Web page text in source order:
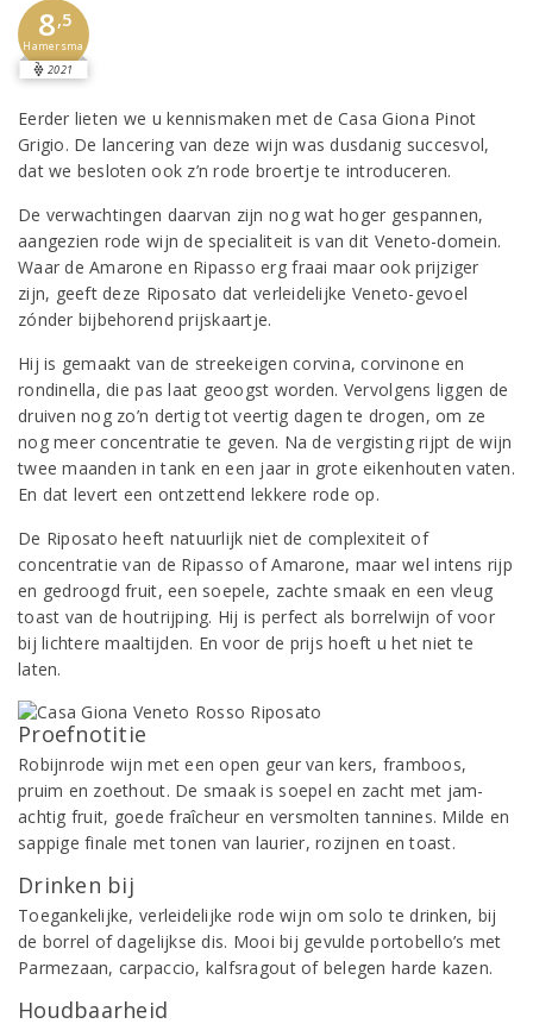
8,5
Hamersma
2021
Eerder lieten we u kennismaken met de Casa Giona Pinot
Grigio. De lancering van deze wijn was dusdanig succesvol,
dat we besloten ook z’n rode broertje te introduceren.
De verwachtingen daarvan zijn nog wat hoger gespannen,
aangezien rode wijn de specialiteit is van dit Veneto-domein.
Waar de Amarone en Ripasso erg fraai maar ook prijziger
zijn, geeft deze Riposato dat verleidelijke Veneto-gevoel
zónder bijbehorend prijskaartje.
Hij is gemaakt van de streekeigen corvina, corvinone en
rondinella, die pas laat geoogst worden. Vervolgens liggen de
druiven nog zo’n dertig tot veertig dagen te drogen, om ze
nog meer concentratie te geven. Na de vergisting rijpt de wijn
twee maanden in tank en een jaar in grote eikenhouten vaten.
En dat levert een ontzettend lekkere rode op.
De Riposato heeft natuurlijk niet de complexiteit of
concentratie van de Ripasso of Amarone, maar wel intens rijp
en gedroogd fruit, een soepele, zachte smaak en een vleug
toast van de houtrijping. Hij is perfect als borrelwijn of voor
bij lichtere maaltijden. En voor de prijs hoeft u het niet te
laten.
Proefnotitie
Robijnrode wijn met een open geur van kers, framboos,
pruim en zoethout. De smaak is soepel en zacht met jam-
achtig fruit, goede fraîcheur en versmolten tannines. Milde en
sappige finale met tonen van laurier, rozijnen en toast.
Drinken bij
Toegankelijke, verleidelijke rode wijn om solo te drinken, bij
de borrel of dagelijkse dis. Mooi bij gevulde portobello’s met
Parmezaan, carpaccio, kalfsragout of belegen harde kazen.
Houdbaarheid